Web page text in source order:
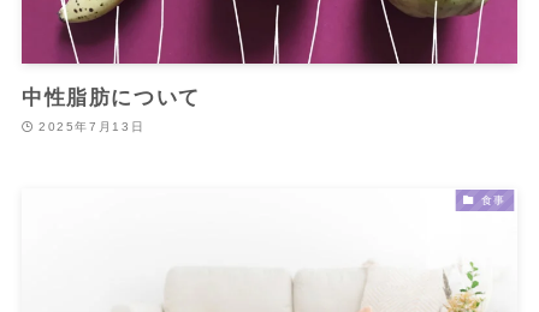
中性脂肪について
2025年7月13日
食事